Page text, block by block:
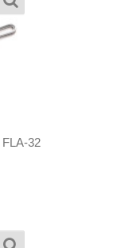
32